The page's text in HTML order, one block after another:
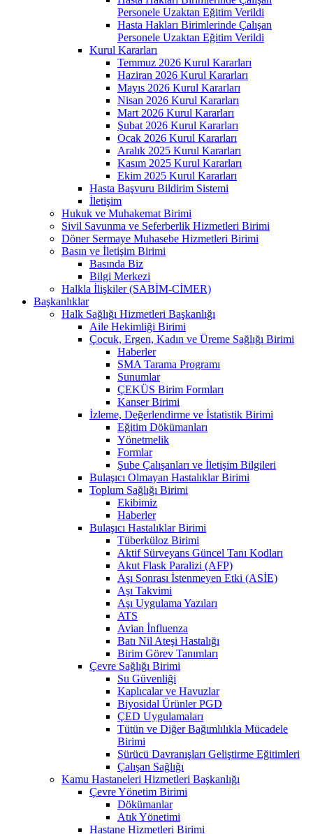
Personele Uzaktan Eğitim Verildi
Hasta Hakları Birimlerinde Çalışan
Personele Uzaktan Eğitim Verildi
Kurul Kararları
Temmuz 2026 Kurul Kararları
Haziran 2026 Kurul Kararları
Mayıs 2026 Kurul Kararları
Nisan 2026 Kurul Kararları
Mart 2026 Kurul Kararları
Şubat 2026 Kurul Kararları
Ocak 2026 Kurul Kararları
Aralık 2025 Kurul Kararları
Kasım 2025 Kurul Kararları
Ekim 2025 Kurul Kararları
Hasta Başvuru Bildirim Sistemi
İletişim
Hukuk ve Muhakemat Birimi
Sivil Savunma ve Seferberlik Hizmetleri Birimi
Döner Sermaye Muhasebe Hizmetleri Birimi
Basın ve İletişim Birimi
Basında Biz
Bilgi Merkezi
Halkla İlişkiler (SABİM-CİMER)
Başkanlıklar
Halk Sağlığı Hizmetleri Başkanlığı
Aile Hekimliği Birimi
Çocuk, Ergen, Kadın ve Üreme Sağlığı Birimi
Haberler
SMA Tarama Programı
Sunumlar
ÇEKÜS Birim Formları
Kanser Birimi
İzleme, Değerlendirme ve İstatistik Birimi
Eğitim Dökümanları
Yönetmelik
Formlar
Şube Çalışanları ve İletişim Bilgileri
Bulaşıcı Olmayan Hastalıklar Birimi
Toplum Sağlığı Birimi
Ekibimiz
Haberler
Bulaşıcı Hastalıklar Birimi
Tüberküloz Birimi
Aktif Sürveyans Güncel Tanı Kodları
Akut Flask Paralizi (AFP)
Aşı Sonrası İstenmeyen Etki (ASİE)
Aşı Takvimi
Aşı Uygulama Yazıları
ATS
Avian İnfluenza
Batı Nil Ateşi Hastalığı
Birim Görev Tanımları
Çevre Sağlığı Birimi
Su Güvenliği
Kaplıcalar ve Havuzlar
Biyosidal Ürünler PGD
ÇED Uygulamaları
Tütün ve Diğer Bağımlılıkla Mücadele
Birimi
Sürücü Davranışları Geliştirme Eğitimleri
Çalışan Sağlığı
Kamu Hastaneleri Hizmetleri Başkanlığı
Çevre Yönetim Birimi
Dökümanlar
Atık Yönetimi
Hastane Hizmetleri Birimi